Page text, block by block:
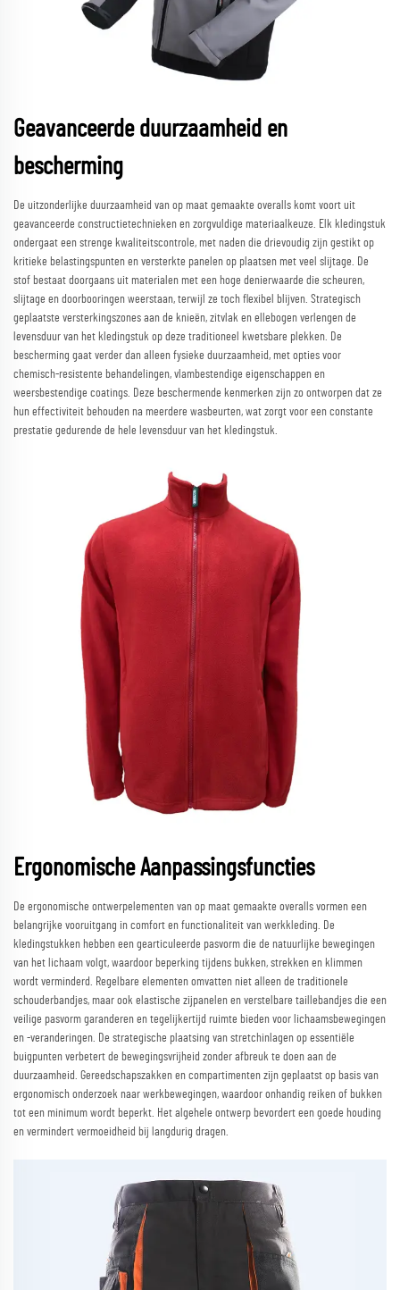
Geavanceerde duurzaamheid en
bescherming
De uitzonderlijke duurzaamheid van op maat gemaakte overalls komt voort uit
geavanceerde constructietechnieken en zorgvuldige materiaalkeuze. Elk kledingstuk
ondergaat een strenge kwaliteitscontrole, met naden die drievoudig zijn gestikt op
kritieke belastingspunten en versterkte panelen op plaatsen met veel slijtage. De
stof bestaat doorgaans uit materialen met een hoge denierwaarde die scheuren,
slijtage en doorbooringen weerstaan, terwijl ze toch flexibel blijven. Strategisch
geplaatste versterkingszones aan de knieën, zitvlak en ellebogen verlengen de
levensduur van het kledingstuk op deze traditioneel kwetsbare plekken. De
bescherming gaat verder dan alleen fysieke duurzaamheid, met opties voor
chemisch-resistente behandelingen, vlambestendige eigenschappen en
weersbestendige coatings. Deze beschermende kenmerken zijn zo ontworpen dat ze
hun effectiviteit behouden na meerdere wasbeurten, wat zorgt voor een constante
prestatie gedurende de hele levensduur van het kledingstuk.
Ergonomische Aanpassingsfuncties
De ergonomische ontwerpelementen van op maat gemaakte overalls vormen een
belangrijke vooruitgang in comfort en functionaliteit van werkkleding. De
kledingstukken hebben een gearticuleerde pasvorm die de natuurlijke bewegingen
van het lichaam volgt, waardoor beperking tijdens bukken, strekken en klimmen
wordt verminderd. Regelbare elementen omvatten niet alleen de traditionele
schouderbandjes, maar ook elastische zijpanelen en verstelbare taillebandjes die een
veilige pasvorm garanderen en tegelijkertijd ruimte bieden voor lichaamsbewegingen
en -veranderingen. De strategische plaatsing van stretchinlagen op essentiële
buigpunten verbetert de bewegingsvrijheid zonder afbreuk te doen aan de
duurzaamheid. Gereedschapszakken en compartimenten zijn geplaatst op basis van
ergonomisch onderzoek naar werkbewegingen, waardoor onhandig reiken of bukken
tot een minimum wordt beperkt. Het algehele ontwerp bevordert een goede houding
en vermindert vermoeidheid bij langdurig dragen.